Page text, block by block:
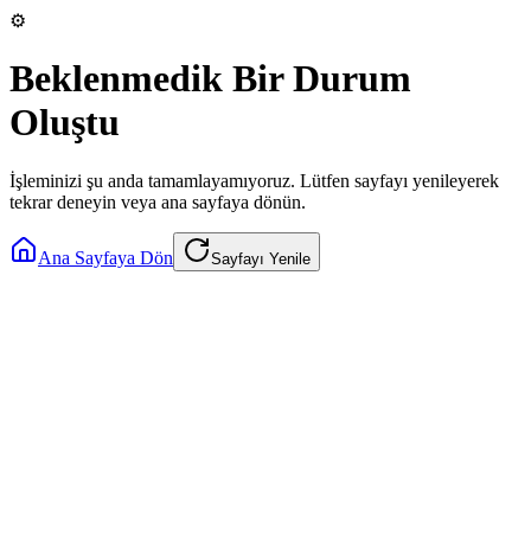
⚙️
Beklenmedik Bir Durum
Oluştu
İşleminizi şu anda tamamlayamıyoruz. Lütfen sayfayı yenileyerek
tekrar deneyin veya ana sayfaya dönün.
Ana Sayfaya Dön Sayfayı Yenile